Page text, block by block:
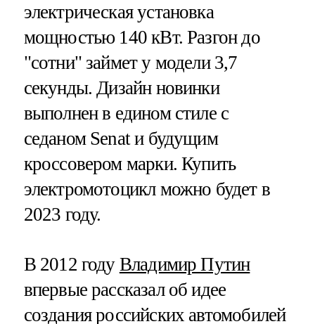
электрическая установка
мощностью 140 кВт. Разгон до
"сотни" займет у модели 3,7
секунды. Дизайн новинки
выполнен в едином стиле с
седаном Senat и будущим
кроссовером марки. Купить
электромотоцикл можно будет в
2023 году.
В 2012 году Владимир Путин
впервые рассказал об идее
создания российских автомобилей